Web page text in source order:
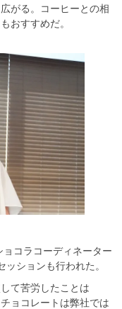
がる。コーヒーとの相
おすすめだ。
コラコーディネーター
ションも行われた。
て苦労したことは
ョコレートは弊社では